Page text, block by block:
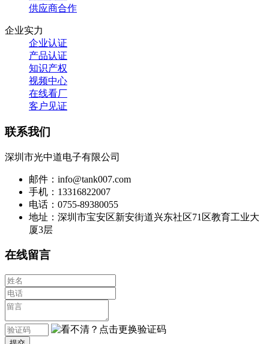
供应商合作
企业实力
企业认证
产品认证
知识产权
视频中心
在线看厂
客户见证
联系我们
深圳市光中道电子有限公司
邮件：info@tank007.com
手机：13316822007
电话：0755-89380055
地址：深圳市宝安区新安街道兴东社区71区教育工业大
厦3层
在线留言